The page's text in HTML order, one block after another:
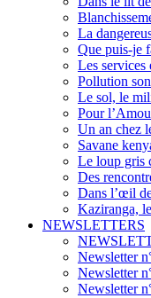
La
Que puis-je
Les services
Pollution
Le sol, le
Pour
Un an chez
Savane
Le loup gris
Des
Dans l’œil
Kaziranga,
NEWSLETTERS
Newsletter
Newsletter
Newsletter